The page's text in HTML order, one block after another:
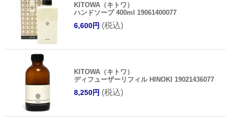
KITOWA（キトワ）
ハンドソープ 400ml 19061400077
6,600円 (税込)
KITOWA（キトワ）
ディフューザーリフィル HINOKI 19021436077
8,250円 (税込)